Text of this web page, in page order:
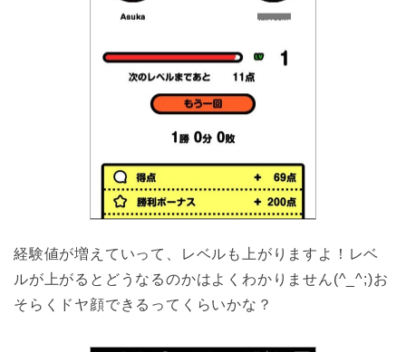
経験値が増えていって、レベルも上がりますよ！レベ
ルが上がるとどうなるのかはよくわかりません(^_^;)お
そらくドヤ顔できるってくらいかな？